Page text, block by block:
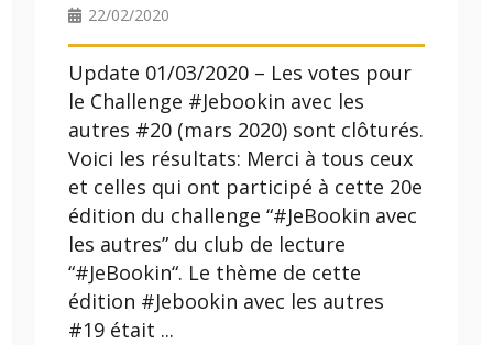
22/02/2020
Update 01/03/2020 – Les votes pour
le Challenge #Jebookin avec les
autres #20 (mars 2020) sont clôturés.
Voici les résultats: Merci à tous ceux
et celles qui ont participé à cette 20e
édition du challenge “#JeBookin avec
les autres” du club de lecture
“#JeBookin“. Le thème de cette
édition #Jebookin avec les autres
#19 était ...